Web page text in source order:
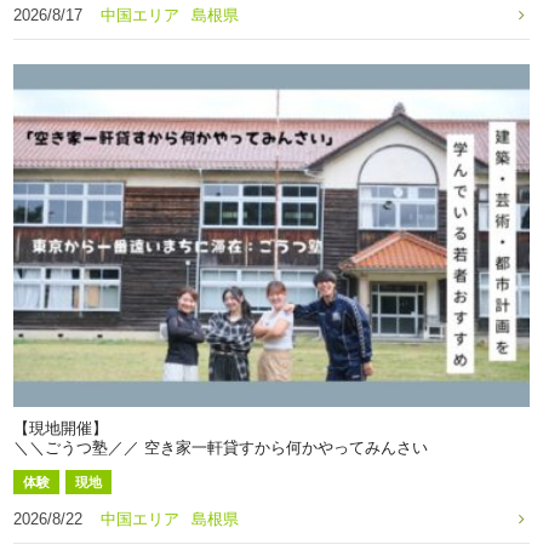
2026/8/17 中国エリア 島根県
【現地開催】
＼＼ごうつ塾／／ 空き家一軒貸すから何かやってみんさい
体験 現地
2026/8/22 中国エリア 島根県